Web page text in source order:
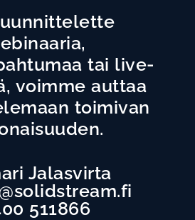
tai live-
voimme auttaa
toimivan
Jalasvirta
511866